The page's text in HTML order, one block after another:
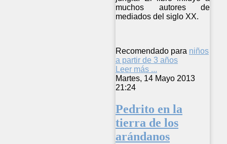
muchos autores de
mediados del siglo XX.
Recomendado para niños
a partir de 3 años
Leer más ...
Martes, 14 Mayo 2013
21:24
Pedrito en la
tierra de los
arándanos